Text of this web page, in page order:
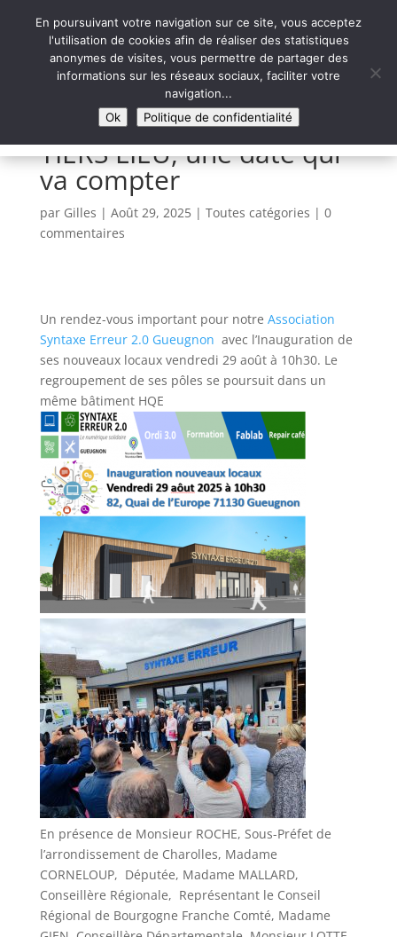
Syntaxe Erreur 2.0
LE NUMÉRIQUE SOLIDAIRE
TIERS LIEU, une date qui
va compter
par Gilles | Août 29, 2025| Toutes catégories | 0
commentaires
Un rendez-vous important pour notre Association
Syntaxe Erreur 2.0 Gueugnon avec l’Inauguration de
ses nouveaux locaux vendredi 29 août à 10h30. Le
regroupement de ses pôles se poursuit dans un
même bâtiment HQE
En présence de Monsieur ROCHE, Sous-Préfet de
l’arrondissement de Charolles, Madame
CORNELOUP, Députée, Madame MALLARD,
Conseillère Régionale, Représentant le Conseil
Régional de Bourgogne Franche Comté, Madame
En poursuivant votre navigation sur ce site, vous acceptez
l'utilisation de cookies afin de réaliser des statistiques
anonymes de visites, vous permettre de partager des
informations sur les réseaux sociaux, faciliter votre
navigation...
Ok
Politique de confidentialité